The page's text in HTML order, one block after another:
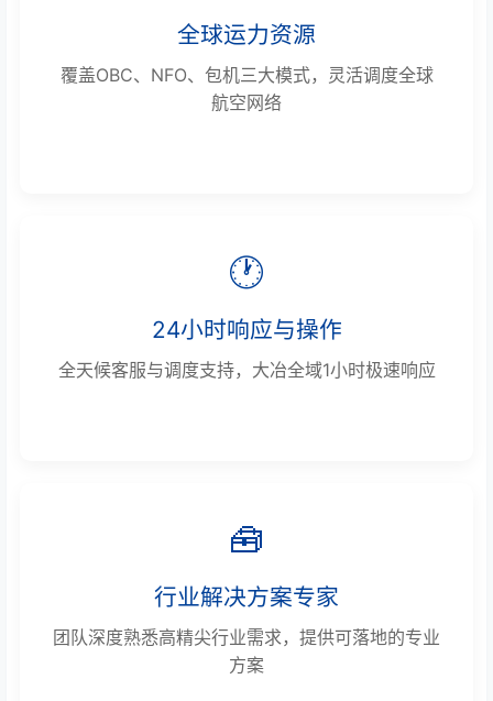
全球运力资源
覆盖OBC、NFO、包机三大模式，灵活调度全球
航空网络
🕐
24小时响应与操作
全天候客服与调度支持，大冶全域1小时极速响应
🧰
行业解决方案专家
团队深度熟悉高精尖行业需求，提供可落地的专业
方案